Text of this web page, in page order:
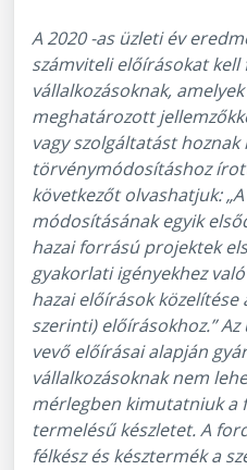
A 2020 -as üzleti év
számviteli előírásokat
vállalkozásoknak,
meghatározott
vagy szolgáltatást hoznak
törvénymódosításhoz
következőt olvashatjuk:
módosításának egyik
hazai forrású projektek
gyakorlati igényekhez
hazai előírások közelítése
szerinti) előírásokhoz.”
vevő előírásai alapján
vállalkozásoknak nem
mérlegben kimutatniuk a
termelésű készletet. A
félkész és késztermék a